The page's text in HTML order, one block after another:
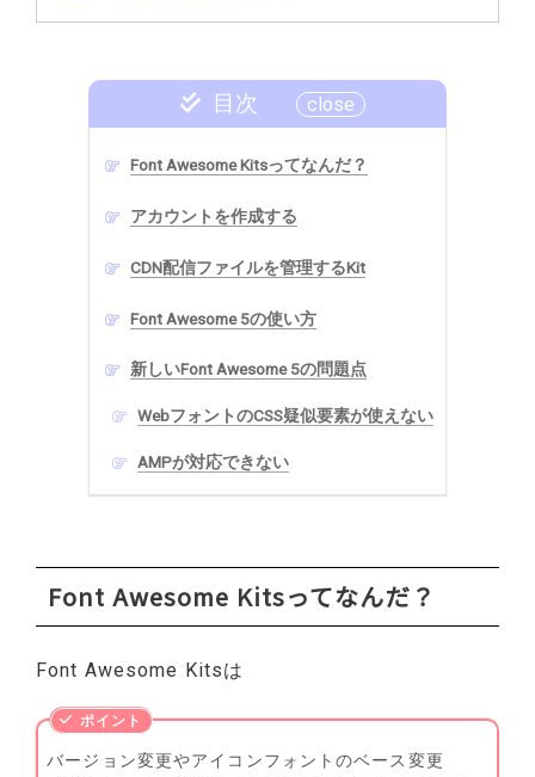
目次
Font Awesome Kitsってなんだ？
アカウントを作成する
CDN配信ファイルを管理するKit
Font Awesome 5の使い方
新しいFont Awesome 5の問題点
WebフォントのCSS疑似要素が使えない
AMPが対応できない
Font Awesome Kitsってなんだ？
Font Awesome Kitsは
バージョン変更やアイコンフォントのベース変更